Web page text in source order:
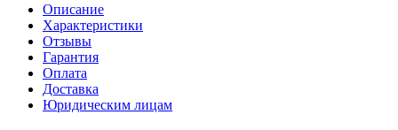
Описание
Характеристики
Отзывы
Гарантия
Оплата
Доставка
Юридическим лицам